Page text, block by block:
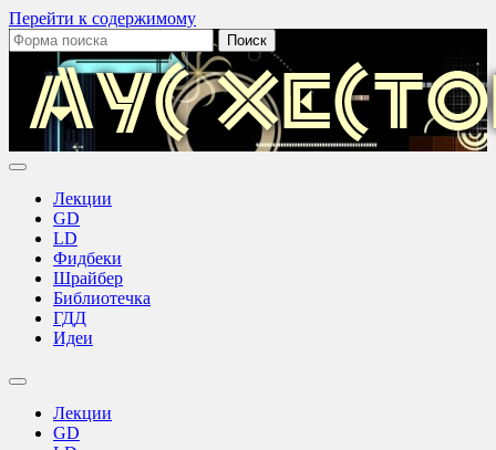
Перейти к содержимому
Поиск:
Аус
Лекции
GD
LD
Фидбеки
Шрайбер
Библиотечка
ГДД
Идеи
Переключить
поискаЛекции
GD